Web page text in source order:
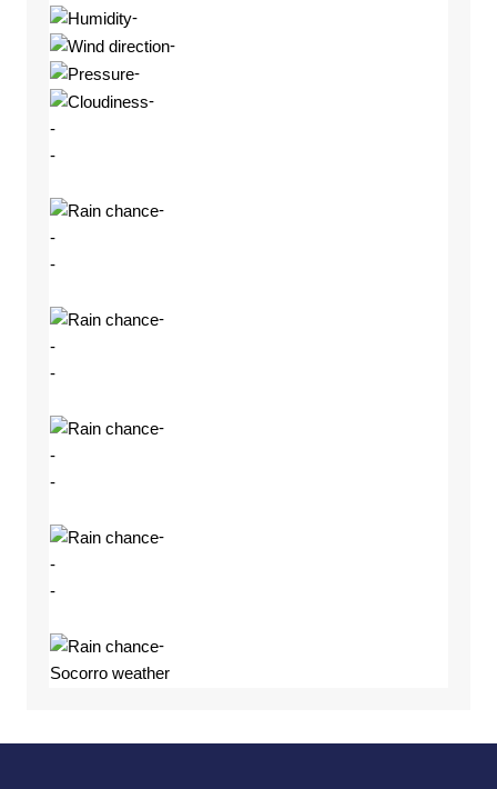
-
-
-
-
-
-
-
-
-
-
-
-
-
-
-
-
-
-
-
Socorro weather